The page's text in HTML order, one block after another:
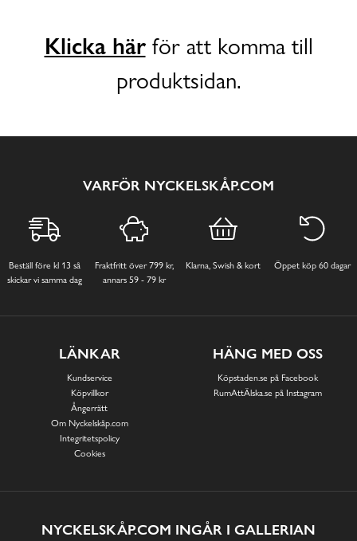
Klicka härför att komma till
produktsidan.
VARFÖR NYCKELSKÅP.COM
Beställ före kl 13 så
skickar vi samma dag
Fraktfritt över 799 kr,
annars 59 - 79 kr
Klarna, Swish & kort Öppet köp 60 dagar
LÄNKAR
Kundservice
Köpvillkor
Ångerrätt
Om Nyckelskåp.com
Integritetspolicy
Cookies
HÄNG MED OSS
Köpstaden.se på Facebook
RumAttÄlska.se på Instagram
NYCKELSKÅP.COM INGÅR I GALLERIAN